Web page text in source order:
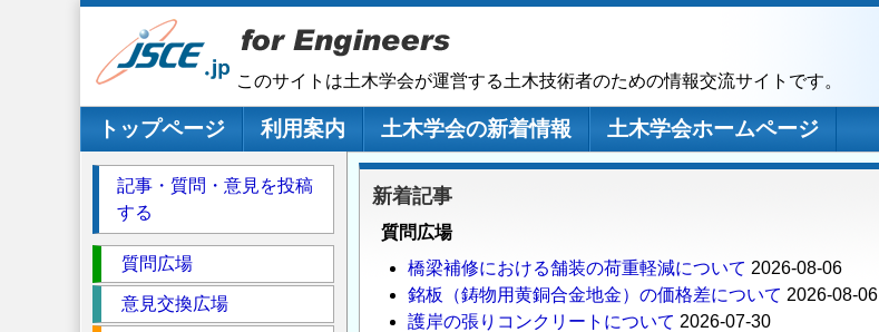
このサイトは土木学会が運営する土木技術者のための情報交流サイトです。
メインナビゲーション
トップページ 利用案内 土木学会の新着情報 土木学会ホームページ
新着記事
質問広場
橋梁補修における舗装の荷重軽減について 2026-08-06
銘板（鋳物用黄銅合金地金）の価格差について 2026-08-06
護岸の張りコンクリートについて 2026-07-30
記事・質問・意見を投稿
する
ク
シ
質問広場
意見交換広場